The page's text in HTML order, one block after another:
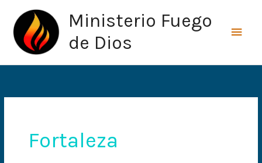
contenido
Ministerio Fuego
de Dios
Fortaleza